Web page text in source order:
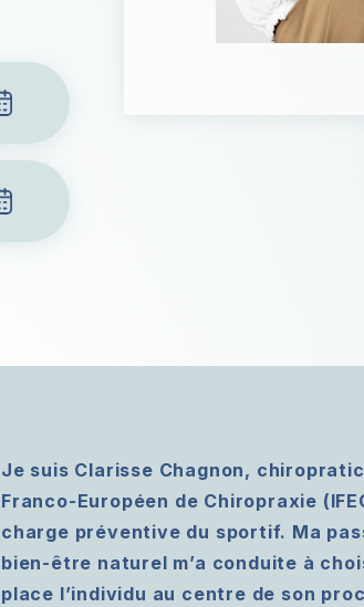
Je suis Clarisse Chagnon,
Franco-Européen de Chiropraxie
charge préventive du sportif. Ma
bien-être naturel m’a conduite à
place l’individu au centre de son